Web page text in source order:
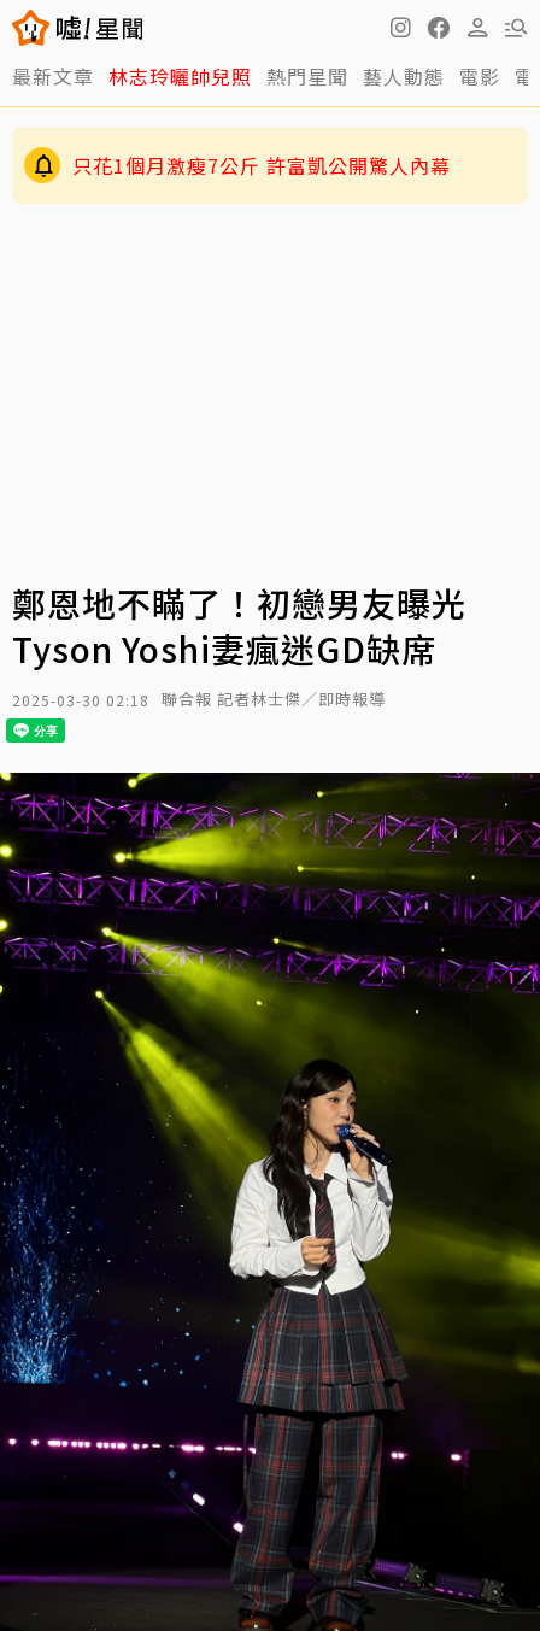
最新文章 林志玲曬帥兒照 熱門星聞 藝人動態 電影
只花1個月激瘦7公斤 許富凱公開驚人內幕
鄭恩地不瞞了！初戀男友曝光
Tyson Yoshi妻瘋迷GD缺席
2025-03-30 02:18 聯合報 記者林士傑／即時報導